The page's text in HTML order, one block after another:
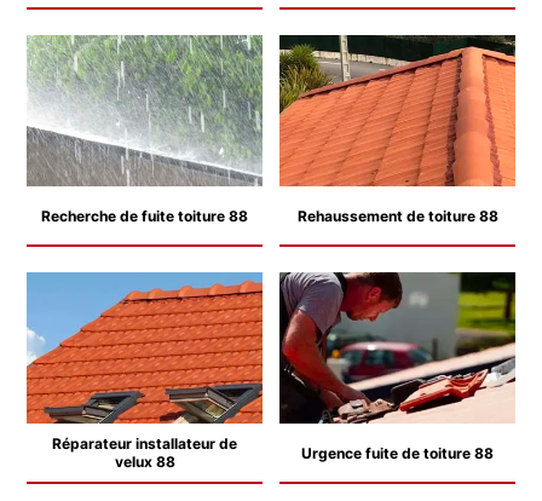
Recherche de fuite toiture 88 Rehaussement de toiture 88
Réparateur installateur de
velux 88
Urgence fuite de toiture 88